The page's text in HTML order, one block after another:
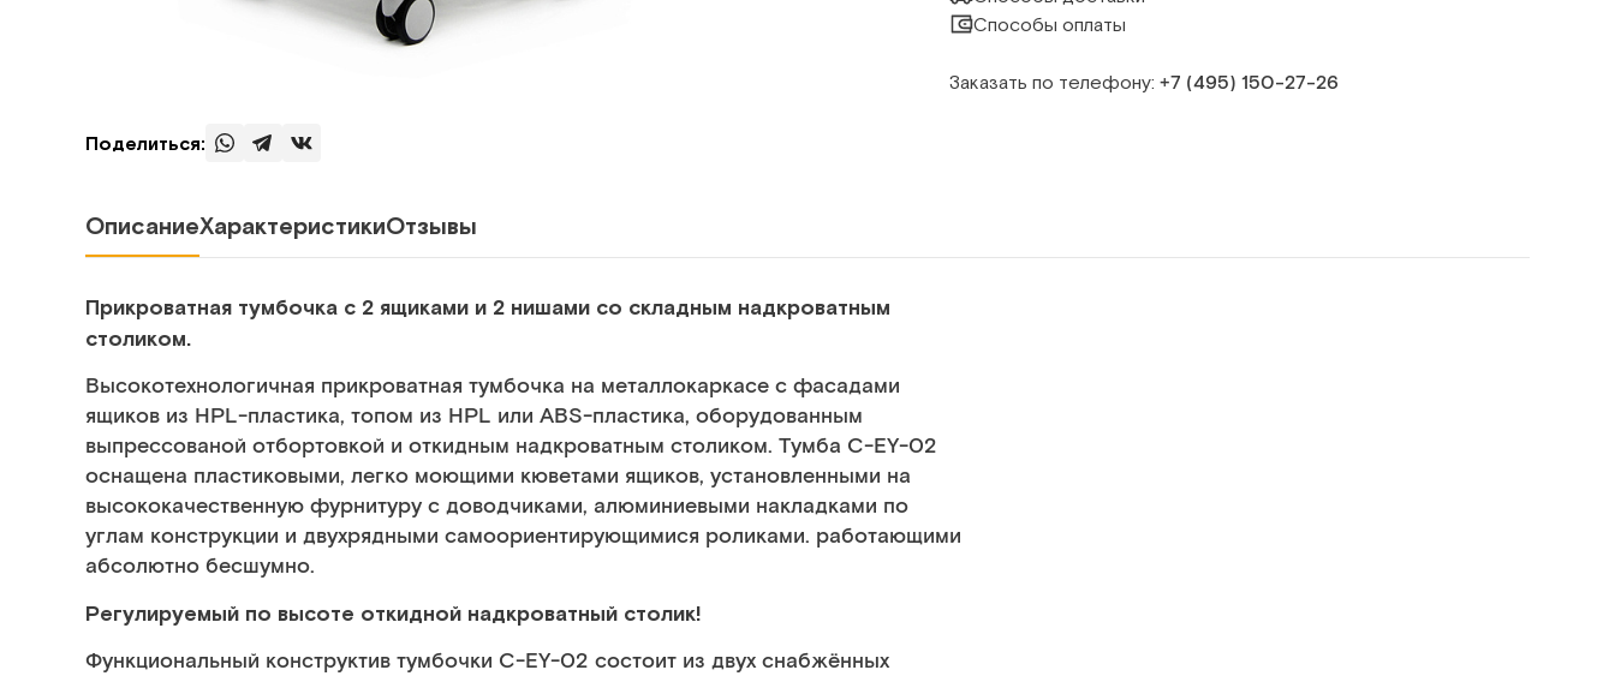
Поделиться:
Способы оплаты
Заказать по телефону: +7 (495) 150‑27‑26
ОписаниеХарактеристикиОтзывы
Прикроватная тумбочка с 2 ящиками и 2 нишами со складным надкроватным
столиком.
Высокотехнологичная прикроватная тумбочка на металлокаркасе с фасадами
ящиков из HPL-пластика, топом из HPL или АВS-пластика, оборудованным
выпрессованой отбортовкой и откидным надкроватным столиком. Тумба C-EY-02
оснащена пластиковыми, легко моющими кюветами ящиков, установленными на
высококачественную фурнитуру с доводчиками, алюминиевыми накладками по
углам конструкции и двухрядными самоориентирующимися роликами. работающими
абсолютно бесшумно.
Регулируемый по высоте откидной надкроватный столик!
Функциональный конструктив тумбочки C-EY-02 состоит из двух снабжённых